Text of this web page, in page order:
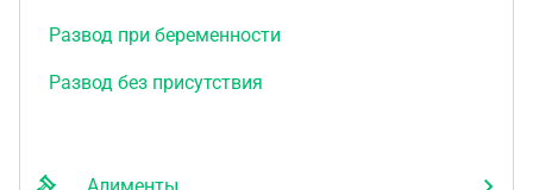
Развод при беременности
Развод без присутствия